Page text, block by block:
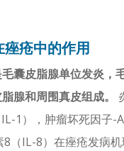
痤疮中的作用
囊皮脂腺单位发炎，
腺和周围真皮组成。
1），肿瘤坏死因子-
（IL-8）在痤疮发病